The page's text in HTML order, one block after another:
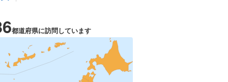
都道府県に訪問しています